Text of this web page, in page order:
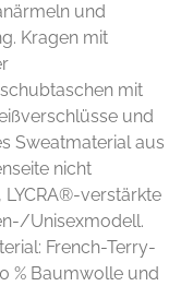
und
Kragen mit
mit
und
Sweatmaterial aus
nicht
LYCRA®-verstärkte
Unisexmodell.
French-Terry-
% Baumwolle und